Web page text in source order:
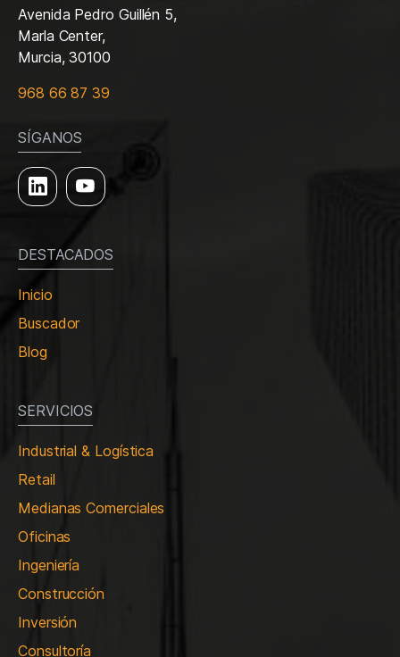
Avenida Pedro Guillén 5,
Marla Center,
Murcia, 30100
968 66 87 39
SÍGANOS
DESTACADOS
Inicio
Buscador
Blog
SERVICIOS
Industrial & Logística
Retail
Medianas Comerciales
Oficinas
Ingeniería
Construcción
Inversión
Consultoría